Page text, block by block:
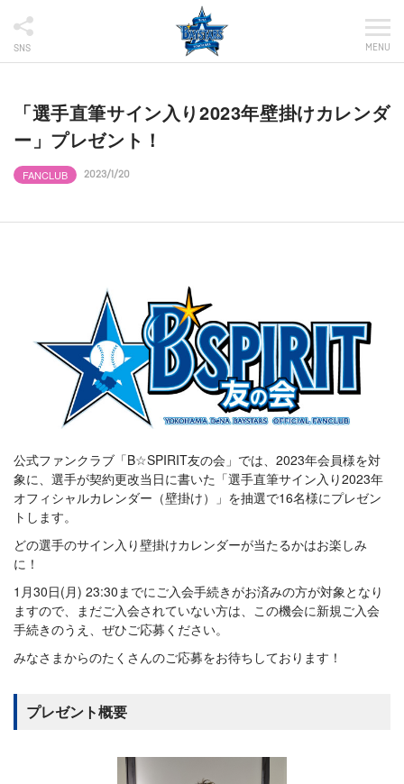
SNS MENU
「選手直筆サイン入り2023年壁掛けカレンダ
ー」プレゼント！
FANCLUB 2023/1/20
公式ファンクラブ「B☆SPIRIT友の会」では、2023年会員様を対
象に、選手が契約更改当日に書いた「選手直筆サイン入り2023年
オフィシャルカレンダー（壁掛け）」を抽選で16名様にプレゼン
トします。
どの選手のサイン入り壁掛けカレンダーが当たるかはお楽しみ
に！
1月30日(月) 23:30までにご入会手続きがお済みの方が対象となり
ますので、まだご入会されていない方は、この機会に新規ご入会
手続きのうえ、ぜひご応募ください。
みなさまからのたくさんのご応募をお待ちしております！
プレゼント概要